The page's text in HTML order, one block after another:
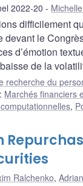
2022-20
difficilement
le
d’émotion
de la
recherche du
: Marchés financiers
,
Ralchenko,